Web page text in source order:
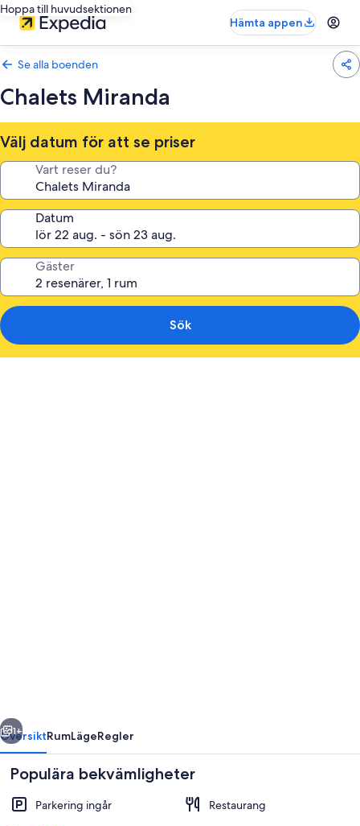
Hoppa till huvudsektionen
Hämta appen
Se alla boenden
Chalets Miranda
Välj datum för att se priser
Vart reser du?
Datum
Gäster
Sök
1+
ÖversiktRumLägeRegler
Populära bekvämligheter
Parkering ingår
Restaurang